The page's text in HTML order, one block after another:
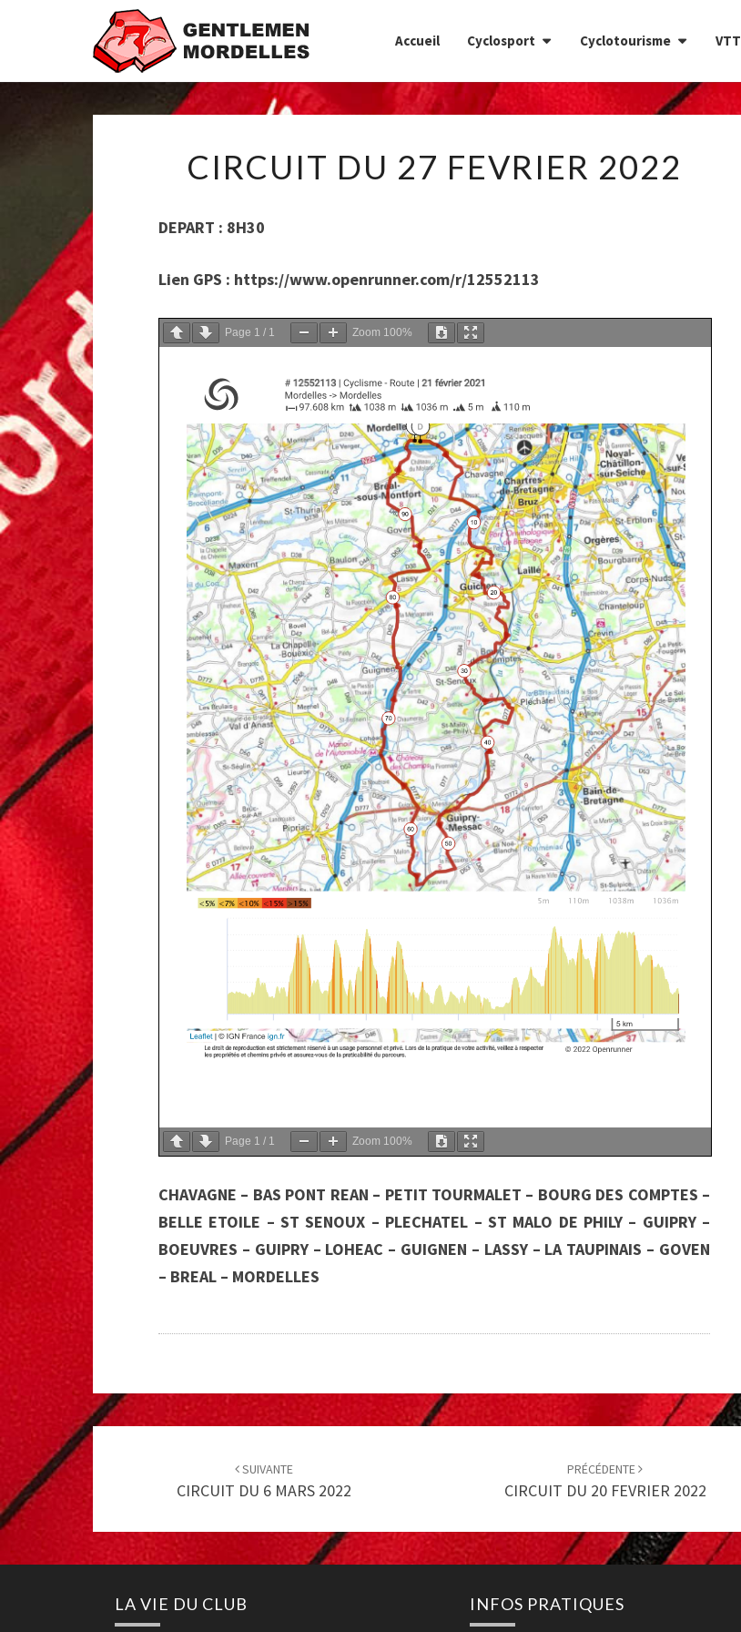
Accueil Cyclosport Cyclotourisme VTT
DU
CIRCUIT DU 27 FEVRIER 2022
DEPART : 8H30
Lien GPS : https://www.openrunner.com/r/12552113
Page 1 / 1 Zoom 100%
Page 1 / 1 Zoom 100%
CHAVAGNE – BAS PONT REAN – PETIT TOURMALET – BOURG DES COMPTES –
BELLE ETOILE – ST SENOUX – PLECHATEL – ST MALO DE PHILY – GUIPRY –
BOEUVRES – GUIPRY – LOHEAC – GUIGNEN – LASSY – LA TAUPINAIS – GOVEN
– BREAL – MORDELLES
Post
SUIVANTE
CIRCUIT DU 6 MARS 2022
PRÉCÉDENTE
CIRCUIT DU 20 FEVRIER 2022
LA VIE DU CLUB INFOS PRATIQUES